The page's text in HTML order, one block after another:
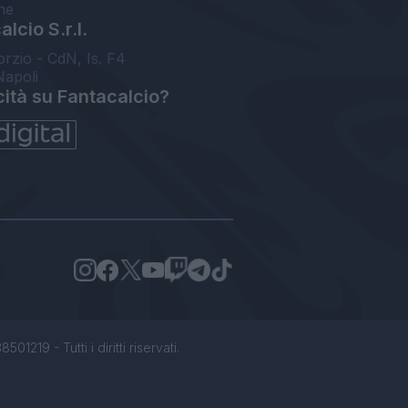
S.r.l.
- CdN, Is. F4
su Fantacalcio?
- Tutti i diritti riservati.